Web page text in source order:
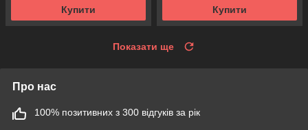
Купити Купити
Показати ще
Про нас
100% позитивних з 300 відгуків за рік